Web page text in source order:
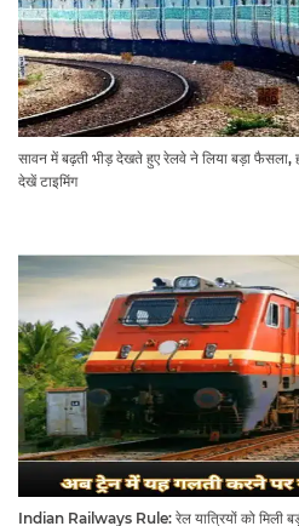
सावन में बढ़ती भीड़ देखते हुए रेलवे ने लिया बड़ा
देखें टाइमिंग
Indian Railways Rule: रेल यात्रियों को मिली